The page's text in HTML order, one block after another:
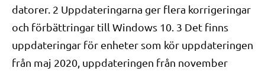
datorer. 2 Uppdateringarna ger flera korrigeringar
och förbättringar till Windows 10. 3 Det finns
uppdateringar för enheter som kör uppdateringen
från maj 2020, uppdateringen från november